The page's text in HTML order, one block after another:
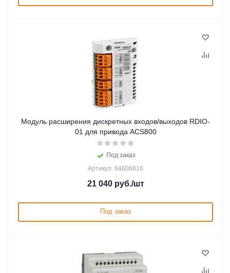
Модуль расширения дискретных входов/выходов RDIO-
01 для привода ACS800
Под заказ
Артикул: 64606816
21 040руб./шт
Под заказ